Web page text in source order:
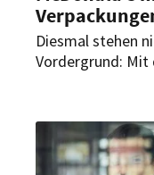
Diesmal stehen
Vordergrund: Mit
M“-Kampagne.
Wertschätzung
Schließen von